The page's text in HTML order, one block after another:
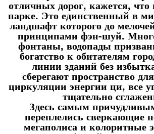
отличных дорог, кажется, что
парке. Это единственный в
ландшафт которого до
принципами фэн-шуй.
фонтаны, водопады
богатство к обитателям
линии зданий без
сберегают пространство
циркуляции энергии ци, все
тщательно
Здесь самым
переплелись сверкающие
мегаполиса и колоритные